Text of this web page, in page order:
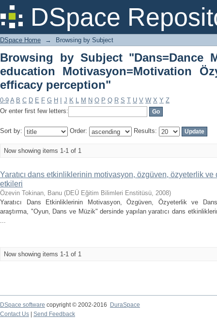
DSpace
Browsing by Subject
Motivasyon=Motivation Özyeterlilik
DSpace Home → Browsing by Subject
Browsing by Subject "Dans=Dance
education Motivasyon=Motivation
efficacy perception"
0-9 A B C D E F G H J K L M N O P Q R S T U V W X Y Z
Or enter first few letters:
Sort by: Order: Results:
Now showing items 1-1 of 1
Yaratıcı dans etkinliklerinin motivasyon, özgüven, özyeterlik
etkileri
Özevin Tokinan, Banu (DEÜ Eğitim Bilimleri Enstitüsü, 2008)
Yaratıcı Dans Etkinliklerinin Motivasyon, Özgüven, Özyeterlik ve
araştırma, "Oyun, Dans ve Müzik" dersinde yapılan yaratıcı dans
...
Now showing items 1-1 of 1
DSpace software copyright © 2002-2016
DuraSpace
Contact Us
Send Feedback